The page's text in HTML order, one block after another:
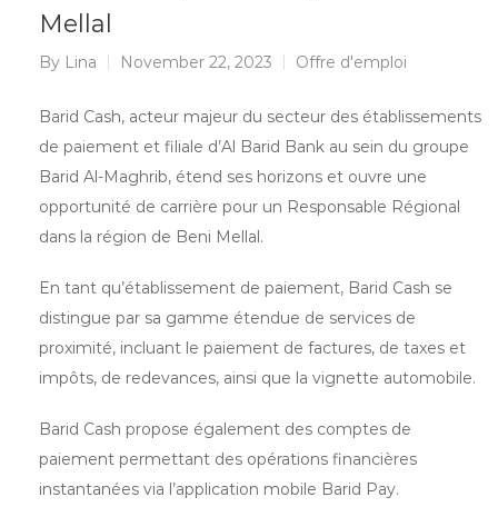
Mellal
By Lina November 22, 2023 Offre d'emploi
Barid Cash, acteur majeur du secteur des établissements
de paiement et filiale d’Al Barid Bank au sein du groupe
Barid Al-Maghrib, étend ses horizons et ouvre une
opportunité de carrière pour un Responsable Régional
dans la région de Beni Mellal.
En tant qu’établissement de paiement, Barid Cash se
distingue par sa gamme étendue de services de
proximité, incluant le paiement de factures, de taxes et
impôts, de redevances, ainsi que la vignette automobile.
Barid Cash propose également des comptes de
paiement permettant des opérations financières
instantanées via l’application mobile Barid Pay.